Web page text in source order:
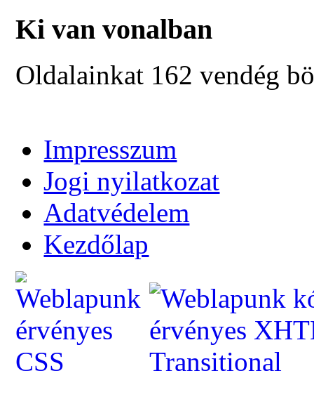
Ki van vonalban
Oldalainkat 162 vendég
Impresszum
Jogi nyilatkozat
Adatvédelem
Kezdőlap